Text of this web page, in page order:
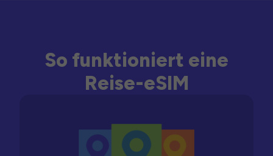
So funktioniert eine
Reise-eSIM